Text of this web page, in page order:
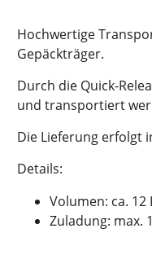
Hochwertige
Gepäckträger.
Durch die Quick-
und transportiert
Die Lieferung erfolgt
Details:
Volumen: ca. 12
Zuladung: max.